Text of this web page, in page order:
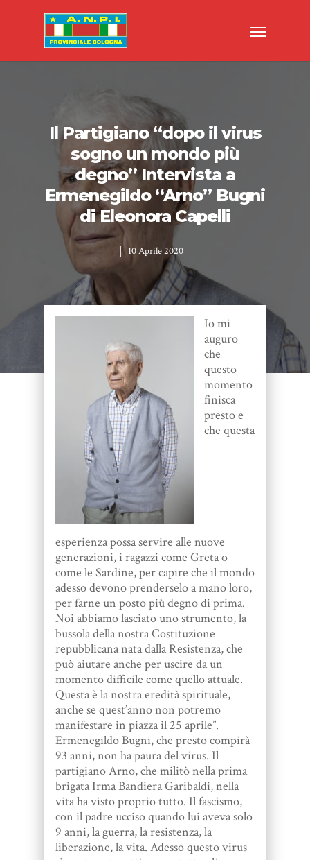
Il Partigiano “dopo il virus
sogno un mondo più
degno” Intervista a
Ermenegildo “Arno” Bugni
di Eleonora Capelli
10 Aprile 2020
Io mi
auguro
che
questo
momento
finisca
presto e
che questa
esperienza possa servire alle nuove
generazioni, i ragazzi come Greta o
come le Sardine, per capire che il mondo
adesso devono prenderselo a mano loro,
per farne un posto più degno di prima.
Noi abbiamo lasciato uno strumento, la
bussola della nostra Costituzione
repubblicana nata dalla Resistenza, che
può aiutare anche per uscire da un
momento difficile come quello attuale.
Questa è la nostra eredità spirituale,
anche se quest’anno non potremo
manifestare in piazza il 25 aprile”.
Ermenegildo Bugni, che presto compirà
93 anni, non ha paura del virus. Il
partigiano Arno, che militò nella prima
brigata Irma Bandiera Garibaldi, nella
vita ha visto proprio tutto. Il fascismo,
con il padre ucciso quando lui aveva solo
9 anni, la guerra, la resistenza, la
liberazione, la vita. Adesso questo virus